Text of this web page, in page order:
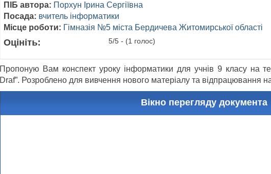
ПІБ автора: Порхун Ірина Сергіївна
Посада: вчитель інформатики
Місце роботи: Гімназія №5 міста Бердичева Житомирської області
Оцініть: 5/5 - (1 голос)
Пропоную Вам конспект уроку інформатики для учнів 9 класу на
Draf”. Розроблено для вивчення нового матеріалу та відпрацювання
Вікно перегляду документа